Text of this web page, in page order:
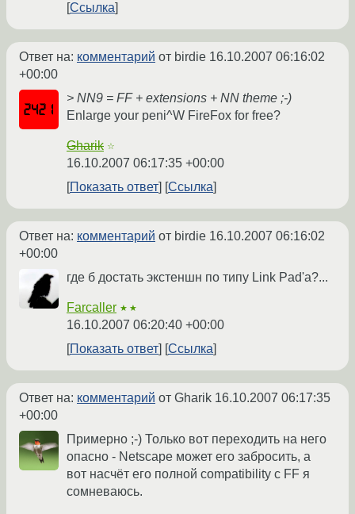
Ссылка
Ответ на: комментарий от birdie 16.10.2007 06:16:02
+00:00
> NN9 = FF + extensions + NN theme ;-)
Enlarge your peni^W FireFox for free?
Gharik ☆
16.10.2007 06:17:35 +00:00
Показать ответ
Ссылка
Ответ на: комментарий от birdie 16.10.2007 06:16:02
+00:00
где б достать экстеншн по типу Link Pad'а?...
Farcaller ★★
16.10.2007 06:20:40 +00:00
Показать ответ
Ссылка
Ответ на: комментарий от Gharik 16.10.2007 06:17:35
+00:00
Примерно ;-) Только вот переходить на него
опасно - Netscape может его забросить, а
вот насчёт его полной compatibility c FF я
сомневаюсь.